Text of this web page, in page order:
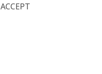
ACCEPT